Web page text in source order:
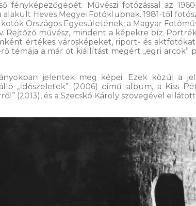
Művészi fotózással az
Heves Megyei Fotóklubnak. 1981-től
Országos Egyesületének, a Magyar
Rejtőző művész, mindent a képekre bíz.
értékes városképeket, riport- és
témája a már öt kiállítást megért „egri
jelentek meg képei. Ezek közül a
„Időszeletek” (2006) című album, a Kiss
(2013), és a Szecskó Károly szövegével